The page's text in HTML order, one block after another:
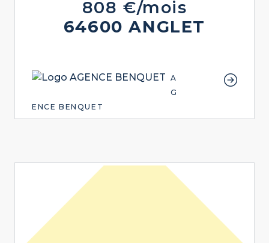
808 €/mois
64600 ANGLET
A
G
ENCE BENQUET